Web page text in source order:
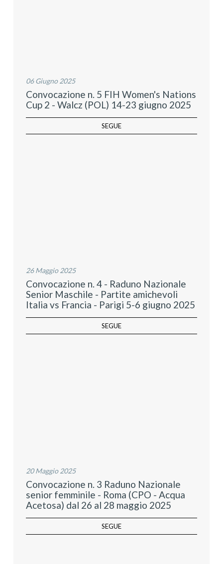
06 Giugno 2025
Convocazione n. 5 FIH Women's Nations
Cup 2 - Walcz (POL) 14-23 giugno 2025
SEGUE
26 Maggio 2025
Convocazione n. 4 - Raduno Nazionale
Senior Maschile - Partite amichevoli
Italia vs Francia - Parigi 5-6 giugno 2025
SEGUE
20 Maggio 2025
Convocazione n. 3 Raduno Nazionale
senior femminile - Roma (CPO - Acqua
Acetosa) dal 26 al 28 maggio 2025
SEGUE